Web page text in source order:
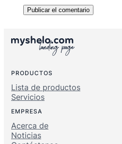
PRODUCTOS
Lista de productos
Servicios
EMPRESA
Acerca de
Noticias